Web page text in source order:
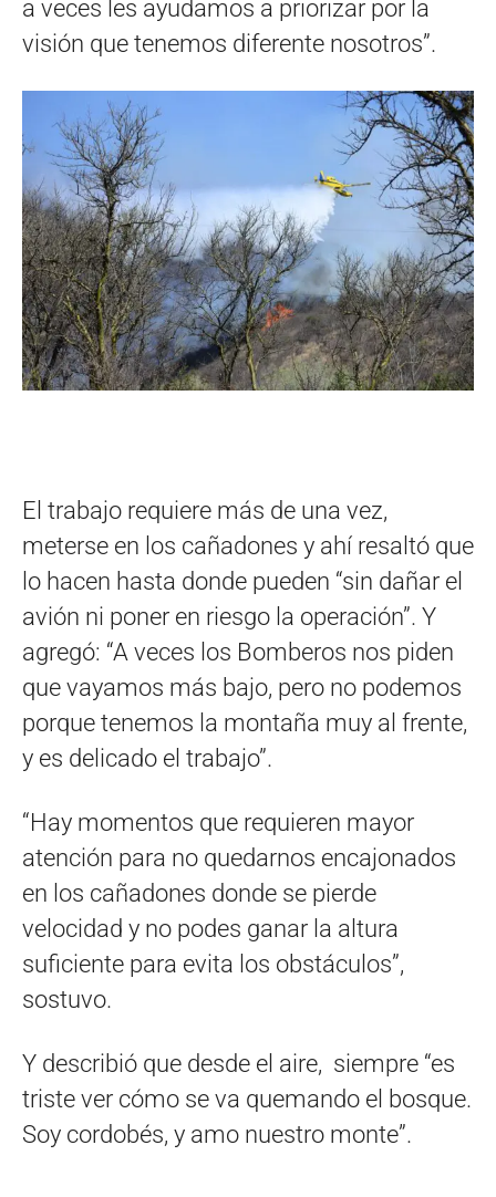
a veces les ayudamos a priorizar por la
visión que tenemos diferente nosotros”.
El trabajo requiere más de una vez,
meterse en los cañadones y ahí resaltó que
lo hacen hasta donde pueden “sin dañar el
avión ni poner en riesgo la operación”. Y
agregó: “A veces los Bomberos nos piden
que vayamos más bajo, pero no podemos
porque tenemos la montaña muy al frente,
y es delicado el trabajo”.
“Hay momentos que requieren mayor
atención para no quedarnos encajonados
en los cañadones donde se pierde
velocidad y no podes ganar la altura
suficiente para evita los obstáculos”,
sostuvo.
Y describió que desde el aire, siempre “es
triste ver cómo se va quemando el bosque.
Soy cordobés, y amo nuestro monte”.